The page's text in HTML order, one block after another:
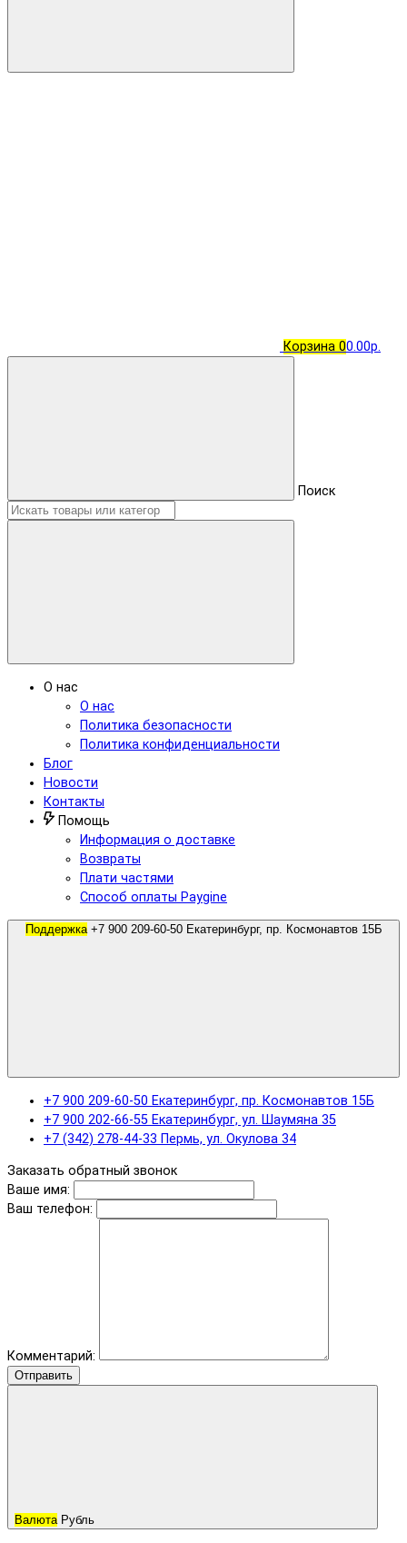
Корзина 00.00р.
Поиск
О нас
О нас
Политика безопасности
Политика конфиденциальности
Блог
Новости
Контакты
Помощь
Информация о доставке
Возвраты
Плати частями
Способ оплаты Paygine
Поддержка
+7 900 209-60-50 Екатеринбург, пр. Космонавтов 15Б
+7 900 202-66-55 Екатеринбург, ул. Шаумяна 35
+7 (342) 278-44-33 Пермь, ул. Окулова 34
Заказать обратный звонок
Ваше имя:
Ваш телефон:
Комментарий:
Отправить
Валюта Рубль